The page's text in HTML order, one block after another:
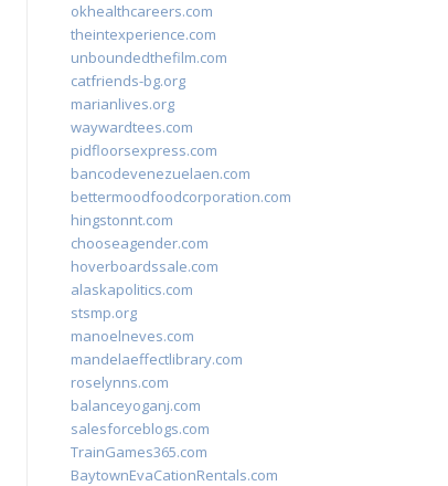
okhealthcareers.com
theintexperience.com
unboundedthefilm.com
catfriends-bg.org
marianlives.org
waywardtees.com
pidfloorsexpress.com
bancodevenezuelaen.com
bettermoodfoodcorporation.com
hingstonnt.com
chooseagender.com
hoverboardssale.com
alaskapolitics.com
stsmp.org
manoelneves.com
mandelaeffectlibrary.com
roselynns.com
balanceyoganj.com
salesforceblogs.com
TrainGames365.com
BaytownEvaCationRentals.com